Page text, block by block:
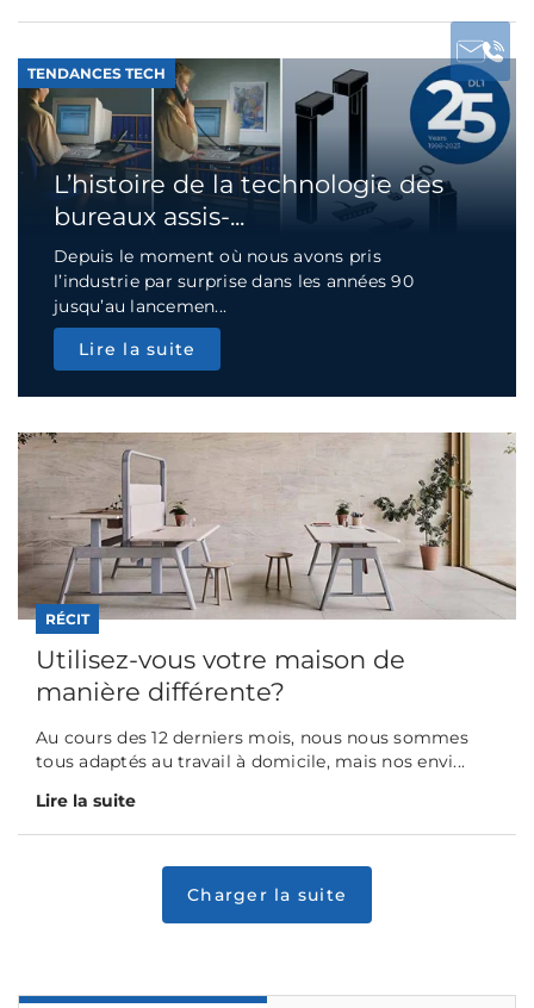
TENDANCES TECH
L’histoire de la technologie des
bureaux assis-...
Depuis le moment où nous avons pris
l’industrie par surprise dans les années 90
jusqu’au lancemen...
Lire la suite
RÉCIT
Utilisez-vous votre maison de
manière différente?
Au cours des 12 derniers mois, nous nous sommes
tous adaptés au travail à domicile, mais nos envi...
Lire la suite